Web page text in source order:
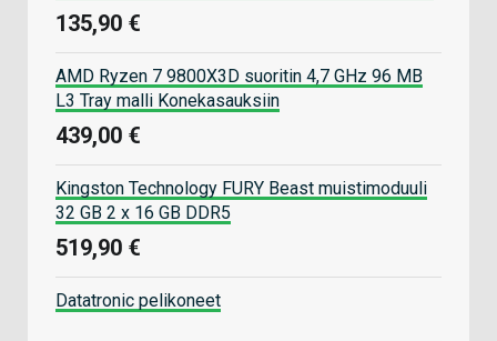
135,90 €
AMD Ryzen 7 9800X3D suoritin 4,7 GHz 96 MB
L3 Tray malli Konekasauksiin
439,00 €
Kingston Technology FURY Beast muistimoduuli
32 GB 2 x 16 GB DDR5
519,90 €
Datatronic pelikoneet